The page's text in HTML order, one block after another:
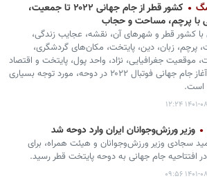
کشور قطر از جام جهانی ۲۰۲۲ تا جمعیت،
با پرچم، مساحت و حجاب
با کشور قطر و شهرهای آن، نقشه، عجایب زندگی،
پرچم، زبان، دین، پایتخت، مکان‌های گردشگری،
موقعیت جغرافیایی، نژاد، واحد پول، پایتخت و اقتصاد
قطر با آغاز جام جهانی فوتبال ۲۰۲۲ در دوحه، مورد توجه بسیاری
است.
۲۹ ۱۲:۲۴
وزیر ورزش‌وجوانان ایران وارد دوحه شد
سجادی وزیر ورزش‌وجوانان و هیئت‌ همراه، برای
افتتاحیه جام‌ جهانی به دوحه پایتخت قطر رسید.
۲۹ ۰۹:۵۶